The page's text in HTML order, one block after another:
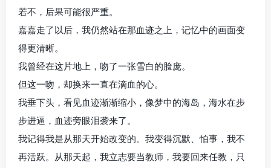
若不，后果可能很严重。
嘉嘉走了以后，我仍然站在那血迹之上，记忆中的画面变
得更清晰。
我曾经在这片地上，吻了一张雪白的脸庞。
但这一吻，却换来一直在滴血的心。
我垂下头，看见血迹渐渐缩小，像梦中的海岛，海水在步
步进逼，血迹旁眼泪袭来了。
我记得我是从那天开始改变的。我变得沉默、怕事，我不
再活跃。从那天起，我立志要当教师，我要回来任教，只